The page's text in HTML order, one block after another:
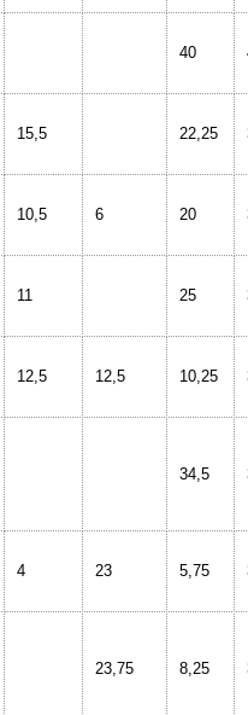
40
15,5 22,25
10,5 6 20
11 25
12,5 12,5 10,25
34,5
4 23 5,75
23,75 8,25